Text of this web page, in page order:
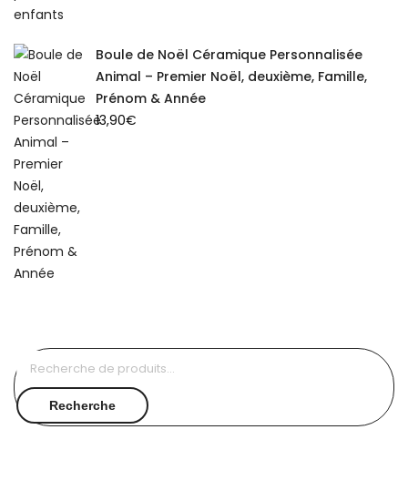
Boule de Noël Céramique Personnalisée
Animal – Premier Noël, deuxième, Famille,
Prénom & Année
13,90€
Recherche